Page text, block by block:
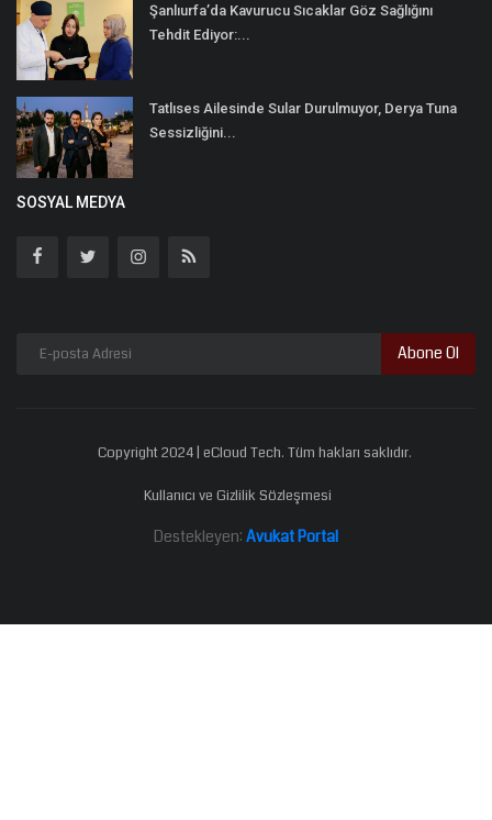
Şanlıurfa’da Kavurucu Sıcaklar Göz Sağlığını
Tehdit Ediyor:...
Tatlıses Ailesinde Sular Durulmuyor, Derya Tuna
Sessizliğini...
SOSYAL MEDYA
Abone Ol
Copyright 2024 | eCloud Tech. Tüm hakları saklıdır.
Kullanıcı ve Gizlilik Sözleşmesi
Destekleyen: Avukat Portal